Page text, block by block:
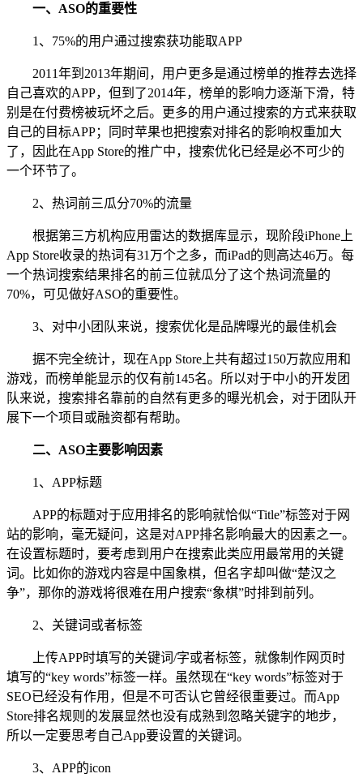
一、ASO的重要性
1、75%的用户通过搜索获功能取APP
2011年到2013年期间，用户更多是通过榜单的推荐去选择
自己喜欢的APP，但到了2014年，榜单的影响力逐渐下滑，特
别是在付费榜被玩坏之后。更多的用户通过搜索的方式来获取
自己的目标APP；同时苹果也把搜索对排名的影响权重加大
了，因此在App Store的推广中，搜索优化已经是必不可少的
一个环节了。
2、热词前三瓜分70%的流量
根据第三方机构应用雷达的数据库显示，现阶段iPhone上
App Store收录的热词有31万个之多，而iPad的则高达46万。每
一个热词搜索结果排名的前三位就瓜分了这个热词流量的
70%，可见做好ASO的重要性。
3、对中小团队来说，搜索优化是品牌曝光的最佳机会
据不完全统计，现在App Store上共有超过150万款应用和
游戏，而榜单能显示的仅有前145名。所以对于中小的开发团
队来说，搜索排名靠前的自然有更多的曝光机会，对于团队开
展下一个项目或融资都有帮助。
二、ASO主要影响因素
1、APP标题
APP的标题对于应用排名的影响就恰似“Title”标签对于网
站的影响，毫无疑问，这是对APP排名影响最大的因素之一。
在设置标题时，要考虑到用户在搜索此类应用最常用的关键
词。比如你的游戏内容是中国象棋，但名字却叫做“楚汉之
争”，那你的游戏将很难在用户搜索“象棋”时排到前列。
2、关键词或者标签
上传APP时填写的关键词/字或者标签，就像制作网页时
填写的“key words”标签一样。虽然现在“key words”标签对于
SEO已经没有作用，但是不可否认它曾经很重要过。而App
Store排名规则的发展显然也没有成熟到忽略关键字的地步，
所以一定要思考自己App要设置的关键词。
3、APP的icon